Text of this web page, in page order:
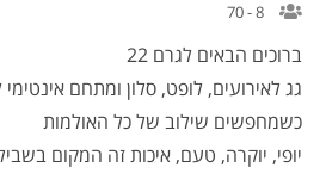
8 - 70
ברוכים הבאים לגרם 22
גג לאירועים, לופט, סלון ומתחם אינטימי
כשמחפשים שילוב של כל האולמות
יופי, יוקרה, טעם, איכות זה המקום